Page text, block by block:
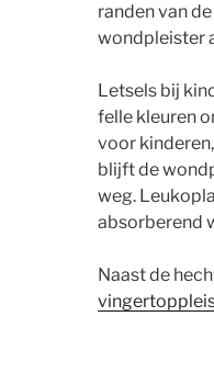
randen van
wondpleister
Letsels bij
felle kleuren
voor
blijft de
weg.
absorberend
Naast de